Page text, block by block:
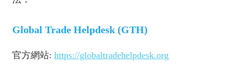
Global Trade Helpdesk (GTH)
官方網站: https://globaltradehelpdesk.org